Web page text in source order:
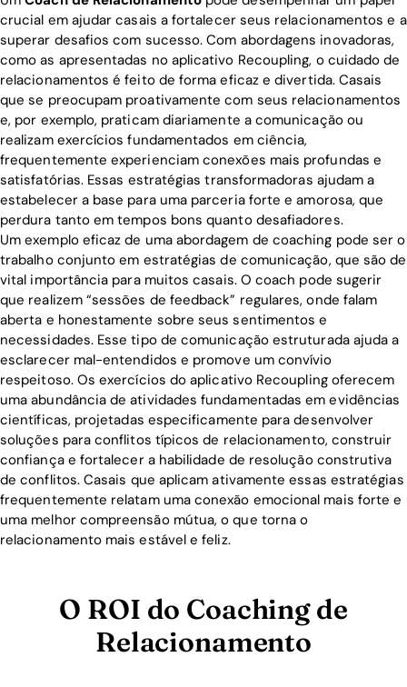
crucial em ajudar casais a fortalecer seus relacionamentos e a
superar desafios com sucesso. Com abordagens inovadoras,
como as apresentadas no aplicativo Recoupling, o cuidado de
relacionamentos é feito de forma eficaz e divertida. Casais
que se preocupam proativamente com seus relacionamentos
e, por exemplo, praticam diariamente a comunicação ou
realizam exercícios fundamentados em ciência,
frequentemente experienciam conexões mais profundas e
satisfatórias. Essas estratégias transformadoras ajudam a
estabelecer a base para uma parceria forte e amorosa, que
perdura tanto em tempos bons quanto desafiadores.
Um exemplo eficaz de uma abordagem de coaching pode ser o
trabalho conjunto em estratégias de comunicação, que são de
vital importância para muitos casais. O coach pode sugerir
que realizem “sessões de feedback” regulares, onde falam
aberta e honestamente sobre seus sentimentos e
necessidades. Esse tipo de comunicação estruturada ajuda a
esclarecer mal-entendidos e promove um convívio
respeitoso. Os exercícios do aplicativo Recoupling oferecem
uma abundância de atividades fundamentadas em evidências
científicas, projetadas especificamente para desenvolver
soluções para conflitos típicos de relacionamento, construir
confiança e fortalecer a habilidade de resolução construtiva
de conflitos. Casais que aplicam ativamente essas estratégias
frequentemente relatam uma conexão emocional mais forte e
uma melhor compreensão mútua, o que torna o
relacionamento mais estável e feliz.
O ROI do Coaching de
Relacionamento